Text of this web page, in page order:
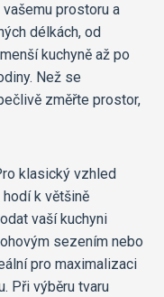
prostoru a
délkách, od
kuchyně až po
Než se
změřte prostor,
klasický vzhled
k většině
vaší kuchyni
sezením nebo
pro maximalizaci
Při výběru tvaru